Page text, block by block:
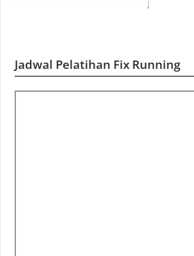
Jadwal Pelatihan Fix Running